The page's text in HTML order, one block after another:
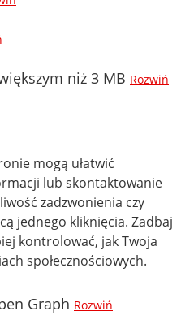
niż 3 MB Rozwiń
mogą ułatwić
lub skontaktowanie
zadzwonienia czy
jednego kliknięcia. Zadbaj
kontrolować, jak Twoja
społecznościowych.
Graph Rozwiń